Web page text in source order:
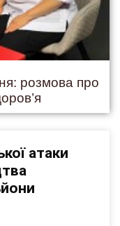
розмова про
атаки